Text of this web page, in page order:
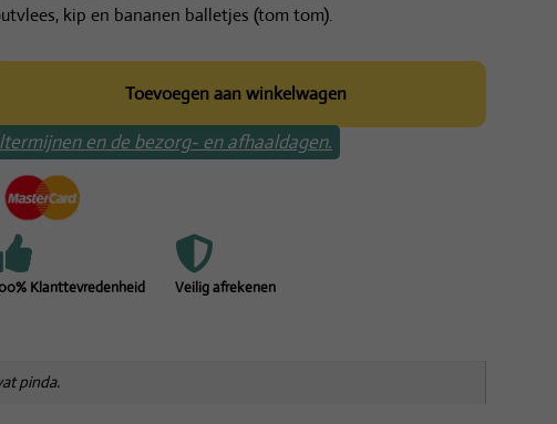
kip en bananen balletjes (tom tom).
Toevoegen aan winkelwagen
en de bezorg- en afhaaldagen.
Klanttevredenheid Veilig afrekenen
pinda.